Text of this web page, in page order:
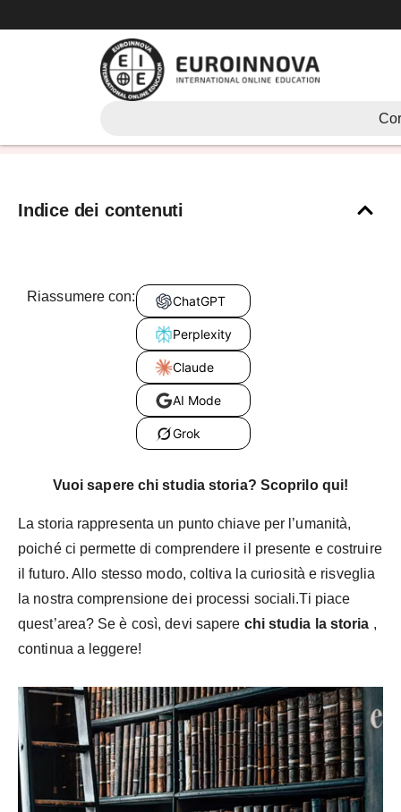
al
chi studia la storia
Indice dei contenuti
Riassumere con: ChatGPT
Perplexity
Claude
AI Mode
Grok
Vuoi sapere chi studia storia? Scoprilo qui!
La storia rappresenta un punto chiave per l’umanità,
poiché ci permette di comprendere il presente e costruire
il futuro. Allo stesso modo, coltiva la curiosità e risveglia
la nostra comprensione dei processi sociali.Ti piace
quest’area? Se è così, devi sapere chi studia la storia ,
continua a leggere!